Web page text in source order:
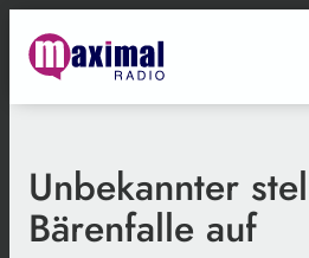
Unbekannter
Bärenfalle auf